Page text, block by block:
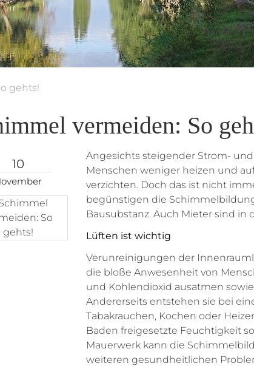
gehts!
vermeiden: So
10
Angesichts steigender Strom-
Menschen weniger heizen und
verzichten. Doch das ist nicht
begünstigen die
Bausubstanz. Auch Mieter sind in
Lüften ist wichtig
Verunreinigungen der
die bloße Anwesenheit von
und Kohlendioxid ausatmen
Andererseits entstehen sie bei
Tabakrauchen, Kochen oder
Baden freigesetzte Feuchtigkeit
Mauerwerk kann die
weiteren gesundheitlichen